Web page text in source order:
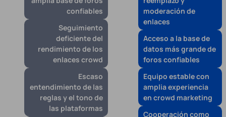
confiables
Seguimiento
deficiente del
rendimiento de los
enlaces crowd
Escaso
entendimiento de las
reglas y el tono de
las plataformas
moderación de
enlaces
Acceso a la base de
datos más grande de
foros confiables
Equipo estable con
amplia experiencia
en crowd marketing
Cooperación como